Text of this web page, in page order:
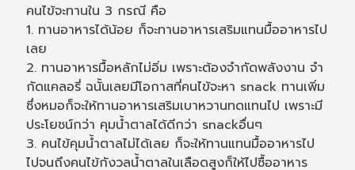
คนไข้จะทานใน 3 กรณี คือ
1. ทานอาหารได้น้อย ก็จะทานอาหารเสริมแทนมื้ออาหารไป
เลย
2. ทานอาหารมื้อหลักไม่อิ่ม เพราะต้องจำกัดพลังงาน จำ
กัดแคลอรี่ ฉนั้นเลยมีโอกาสที่คนไข้จะหา snack ทานเพิ่ม
ซึ่งหมอก็จะให้ทานอาหารเสริมเบาหวานทดแทนไป เพราะมี
ประโยชน์กว่า คุมน้ำตาลได้ดีกว่า snackอื่นๆ
3. คนไข้คุมน้ำตาลไม่ได้เลย ก็จะให้ทานแทนมื้ออาหารไป
ไปจนถึงคนไข้กังวลน้ำตาลในเลือดสูงก็ให้ไปซื้ออาหาร